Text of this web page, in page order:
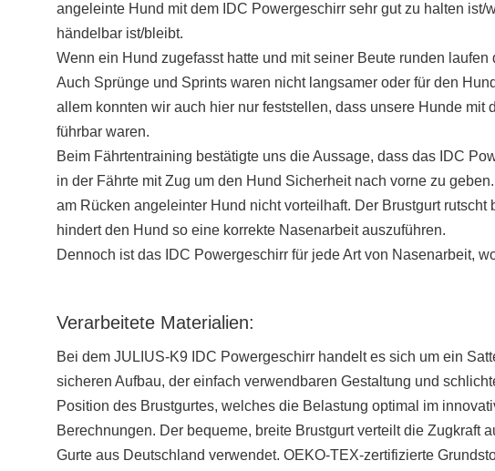
angeleinte Hund mit dem IDC Powergeschirr sehr gut zu halten
händelbar ist/bleibt.
Wenn ein Hund zugefasst hatte und mit seiner Beute runden
Auch Sprünge und Sprints waren nicht langsamer oder für den
allem konnten wir auch hier nur feststellen, dass unsere Hunde
führbar waren.
Beim Fährtentraining bestätigte uns die Aussage, dass das IDC
in der Fährte mit Zug um den Hund Sicherheit nach vorne zu
am Rücken angeleinter Hund nicht vorteilhaft. Der Brustgurt
hindert den Hund so eine korrekte Nasenarbeit auszuführen.
Dennoch ist das IDC Powergeschirr für jede Art von Nasenarbeit,
Verarbeitete Materialien:
Bei dem JULIUS-K9 IDC Powergeschirr handelt es sich um ein
sicheren Aufbau, der einfach verwendbaren Gestaltung und
Position des Brustgurtes, welches die Belastung optimal im
Berechnungen. Der bequeme, breite Brustgurt verteilt die Zugkraft
Gurte aus Deutschland verwendet. OEKO-TEX-zertifizierte